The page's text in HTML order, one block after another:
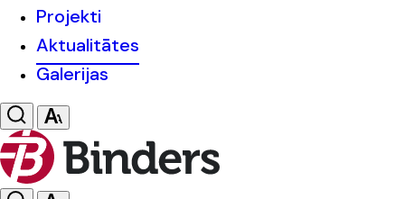
Projekti
Aktualitātes
Galerijas